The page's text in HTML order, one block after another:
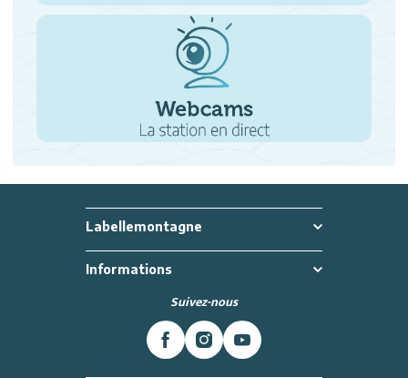
Labellemontagne
Informations
Suivez-nous